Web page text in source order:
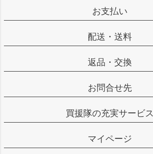
お支払い
配送・送料
返品・交換
お問合せ先
買援隊の充実サービス
マイページ